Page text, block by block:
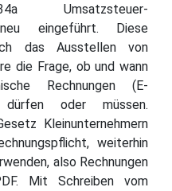
Umsatzsteuer-
neu eingeführt. Diese
das Ausstellen von
die Frage, ob und wann
Rechnungen (E-
dürfen oder müssen.
Kleinunternehmern
weiterhin
also Rechnungen
Mit Schreiben vom